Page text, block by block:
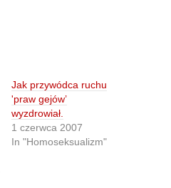
Jak przywódca ruchu
'praw gejów’
wyzdrowiał.
1 czerwca 2007
In "Homoseksualizm"